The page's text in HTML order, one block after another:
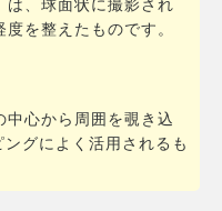
は、球面状に撮影され
を整えたものです。
中心から周囲を覗き込
グによく活用されるも